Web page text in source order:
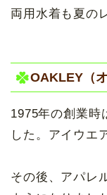
両用水着も夏の
OAKLEY（
1975年の創業時
した。アイウエ
その後、アパレ